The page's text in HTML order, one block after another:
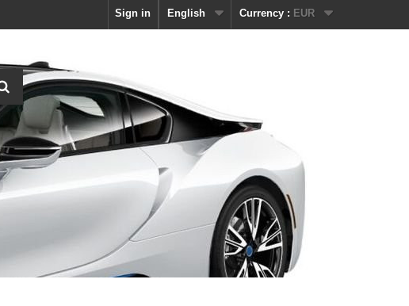
Currency : EUR
English
Sign in